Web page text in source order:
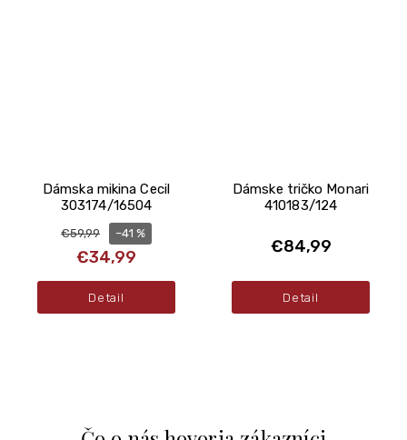
Dámska mikina Cecil
303174/16504
€59,99
€34,99
–41 %
Detail
Dámske tričko Monari
410183/124
€84,99
Detail